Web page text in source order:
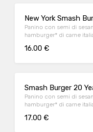
New York Smash
Panino con semi di
hamburger* di carne
iceberg e cetriolini,
16.00 €
Smash Burger 20
Panino con semi di
hamburger* di carne
insalata iceberg, salsa
17.00 €